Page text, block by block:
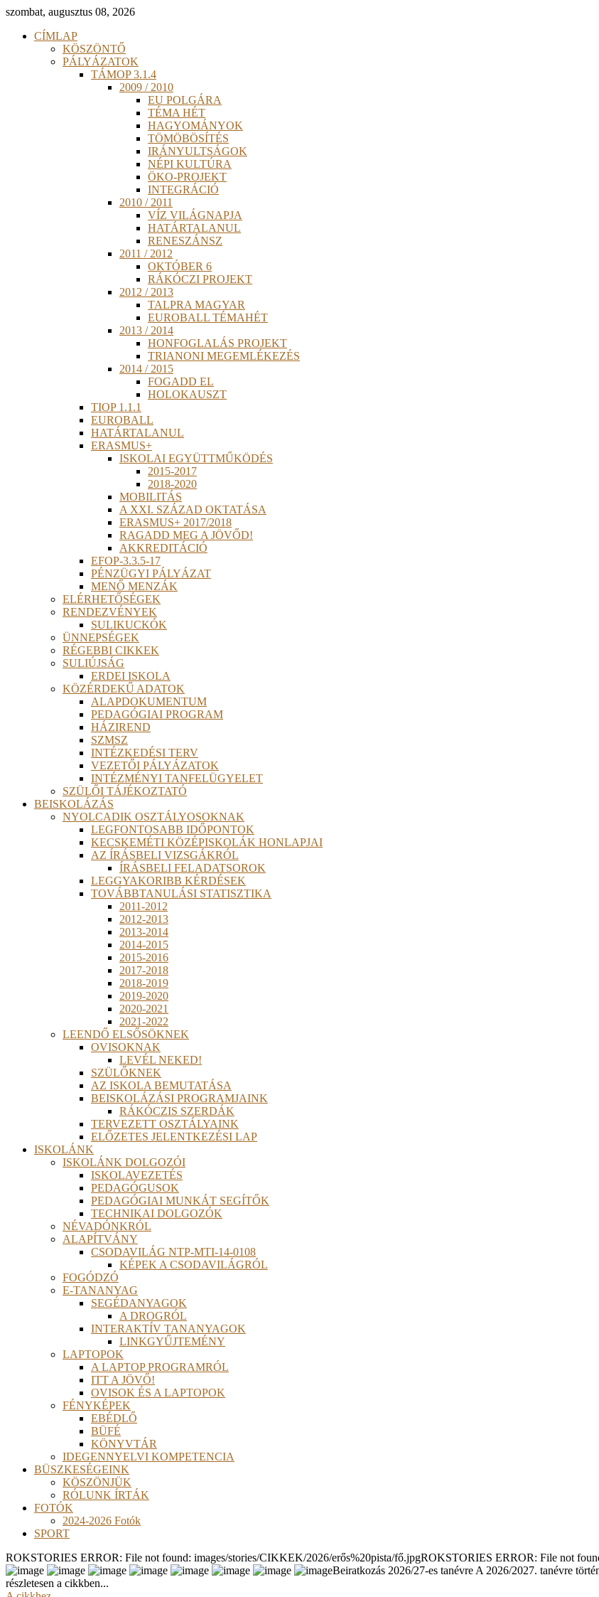
szombat, augusztus 08, 2026
CÍMLAP
KÖSZÖNTŐ
PÁLYÁZATOK
TÁMOP 3.1.4
2009 / 2010
EU POLGÁRA
TÉMA HÉT
HAGYOMÁNYOK
TÖMÖBÖSÍTÉS
IRÁNYULTSÁGOK
NÉPI KULTÚRA
ÖKO-PROJEKT
INTEGRÁCIÓ
2010 / 2011
VÍZ VILÁGNAPJA
HATÁRTALANUL
RENESZÁNSZ
2011 / 2012
OKTÓBER 6
RÁKÓCZI PROJEKT
2012 / 2013
TALPRA MAGYAR
EUROBALL TÉMAHÉT
2013 / 2014
HONFOGLALÁS PROJEKT
TRIANONI MEGEMLÉKEZÉS
2014 / 2015
FOGADD EL
HOLOKAUSZT
TIOP 1.1.1
EUROBALL
HATÁRTALANUL
ERASMUS+
ISKOLAI EGYÜTTMŰKÖDÉS
2015-2017
2018-2020
MOBILITÁS
A XXI. SZÁZAD OKTATÁSA
ERASMUS+ 2017/2018
RAGADD MEG A JÖVŐD!
AKKREDITÁCIÓ
EFOP-3.3.5-17
PÉNZÜGYI PÁLYÁZAT
MENŐ MENZÁK
ELÉRHETŐSÉGEK
RENDEZVÉNYEK
SULIKUCKÓK
ÜNNEPSÉGEK
RÉGEBBI CIKKEK
SULIÚJSÁG
ERDEI ISKOLA
KÖZÉRDEKŰ ADATOK
ALAPDOKUMENTUM
PEDAGÓGIAI PROGRAM
HÁZIREND
SZMSZ
INTÉZKEDÉSI TERV
VEZETŐI PÁLYÁZATOK
INTÉZMÉNYI TANFELÜGYELET
SZÜLŐI TÁJÉKOZTATÓ
BEISKOLÁZÁS
NYOLCADIK OSZTÁLYOSOKNAK
LEGFONTOSABB IDŐPONTOK
KECSKEMÉTI KÖZÉPISKOLÁK HONLAPJAI
AZ ÍRÁSBELI VIZSGÁKRÓL
ÍRÁSBELI FELADATSOROK
LEGGYAKORIBB KÉRDÉSEK
TOVÁBBTANULÁSI STATISZTIKA
2011-2012
2012-2013
2013-2014
2014-2015
2015-2016
2017-2018
2018-2019
2019-2020
2020-2021
2021-2022
LEENDŐ ELSŐSÖKNEK
OVISOKNAK
LEVÉL NEKED!
SZÜLŐKNEK
AZ ISKOLA BEMUTATÁSA
BEISKOLÁZÁSI PROGRAMJAINK
RÁKÓCZIS SZERDÁK
TERVEZETT OSZTÁLYAINK
ELŐZETES JELENTKEZÉSI LAP
ISKOLÁNK
ISKOLÁNK DOLGOZÓI
ISKOLAVEZETÉS
PEDAGÓGUSOK
PEDAGÓGIAI MUNKÁT SEGÍTŐK
TECHNIKAI DOLGOZÓK
NÉVADÓNKRÓL
ALAPÍTVÁNY
CSODAVILÁG NTP-MTI-14-0108
KÉPEK A CSODAVILÁGRÓL
FOGÓDZÓ
E-TANANYAG
SEGÉDANYAGOK
A DROGRÓL
INTERAKTÍV TANANYAGOK
LINKGYŰJTEMÉNY
LAPTOPOK
A LAPTOP PROGRAMRÓL
ITT A JÖVŐ!
OVISOK ÉS A LAPTOPOK
FÉNYKÉPEK
EBÉDLŐ
BÜFÉ
KÖNYVTÁR
IDEGENNYELVI KOMPETENCIA
BÜSZKESÉGEINK
KÖSZÖNJÜK
RÓLUNK ÍRTÁK
FOTÓK
2024-2026 Fotók
SPORT
ROKSTORIES ERROR: File not found: images/stories/CIKKEK/2026/erős%20pista/fő.jpgROKSTORIES ERROR: File not
Beiratkozás 2026/27-es tanévre A 2026/2027. tanévre
részletesen a cikkben...